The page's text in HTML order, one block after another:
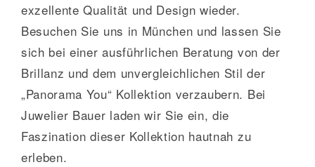
exzellente Qualität und Design wieder.
Besuchen Sie uns in München und lassen Sie
sich bei einer ausführlichen Beratung von der
Brillanz und dem unvergleichlichen Stil der
„Panorama You“ Kollektion verzaubern. Bei
Juwelier Bauer laden wir Sie ein, die
Faszination dieser Kollektion hautnah zu
erleben.